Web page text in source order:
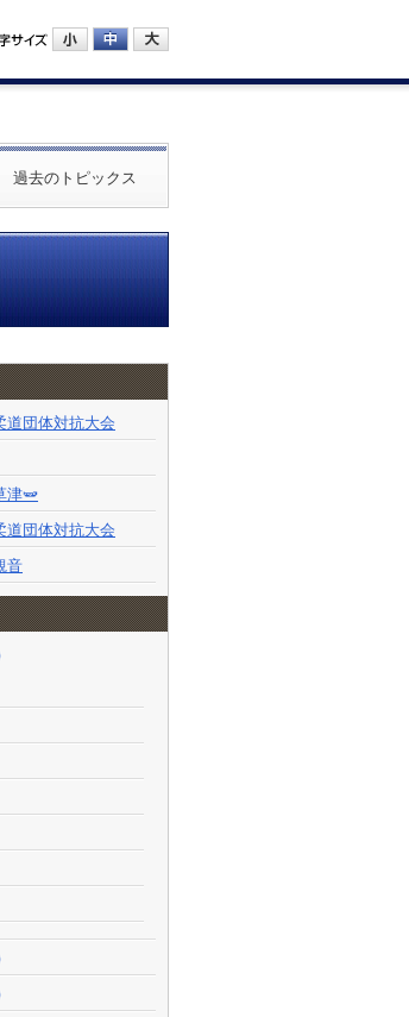
過去のトピックス
道団体対抗大会
津🫛
道団体対抗大会
音